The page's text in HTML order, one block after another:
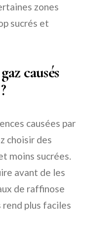
zones
sucrés et
causés
causées par
choisir des
moins sucrées.
avant de les
de raffinose
plus faciles